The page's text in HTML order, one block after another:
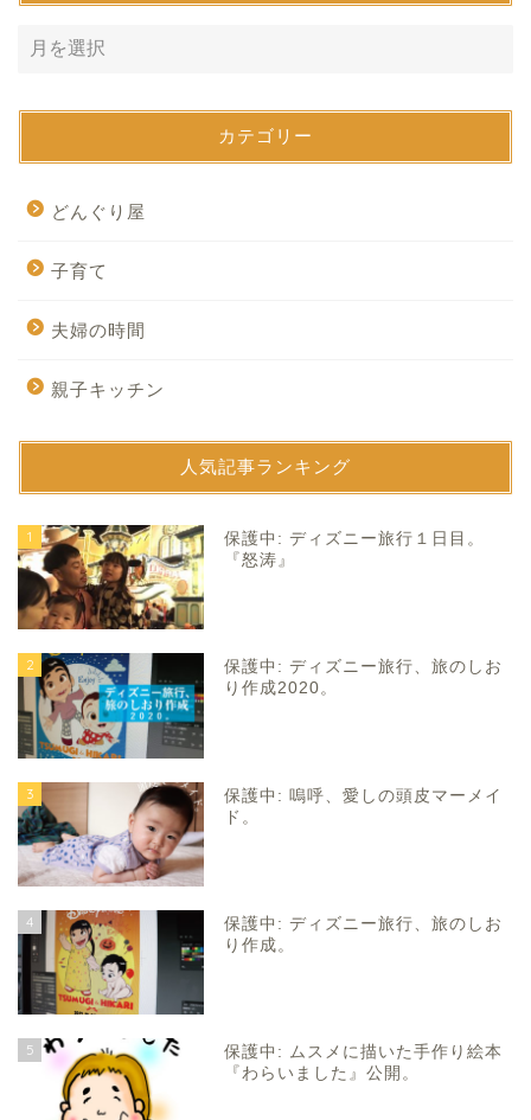
カテゴリー
どんぐり屋
子育て
夫婦の時間
親子キッチン
人気記事ランキング
1
保護中: ディズニー旅行１日目。
『怒涛』
2
保護中: ディズニー旅行、旅のしお
り作成2020。
3
保護中: 嗚呼、愛しの頭皮マーメイ
ド。
4
保護中: ディズニー旅行、旅のしお
り作成。
5
保護中: ムスメに描いた手作り絵本
『わらいました』公開。